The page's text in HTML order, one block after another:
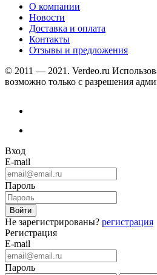
О компании
Новости
Доставка и оплата
Контакты
Отзывы и предложения
© 2011 — 2021. Verdeo.ru
возможно только с разрешения
Вход
E-mail
Пароль
Не зарегистрированы? регистрация
Регистрация
E-mail
Пароль